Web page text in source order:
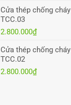
Cửa thép chống cháy
TCC.03
2.800.000₫
Cửa thép chống cháy
TCC.02
2.800.000₫